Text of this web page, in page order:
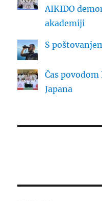
AIKIDO
akademiji
S
Čas
Japana